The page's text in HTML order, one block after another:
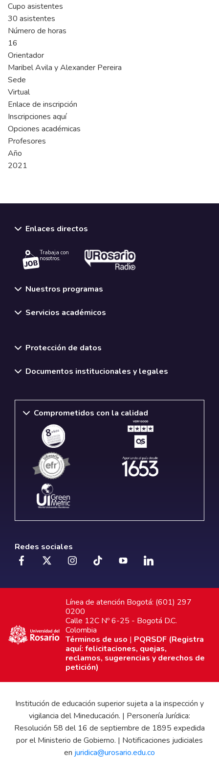
Cupo asistentes
30 asistentes
Número de horas
16
Orientador
Maribel Avila y Alexander Pereira
Sede
Virtual
Enlace de inscripción
Inscripciones aquí
Opciones académicas
Profesores
Año
2021
Enlaces directos
Trabaja con
nosotros.
Nuestros programas
Servicios académicos
Protección de datos
Documentos institucionales y legales
Comprometidos con la calidad
Redes sociales
Línea de atención Bogotá: (601) 297
0200
Calle 12C Nº 6-25 - Bogotá D.C.
Colombia
Términos de uso | PQRSDF (Registra
aquí: felicitaciones, quejas,
reclamos, sugerencias y derechos de
petición)
Institución de educación superior sujeta a la inspección y
vigilancia del Mineducación. | Personería Jurídica:
Resolución 58 del 16 de septiembre de 1895 expedida
por el Ministerio de Gobierno. | Notificaciones judiciales
en juridica@urosario.edu.co